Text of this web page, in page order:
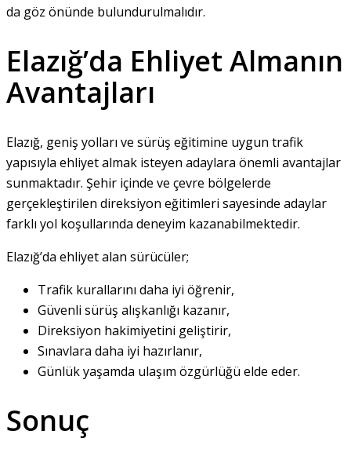
da göz önünde bulundurulmalıdır.
Elazığ’da Ehliyet Almanın
Avantajları
Elazığ, geniş yolları ve sürüş eğitimine uygun trafik
yapısıyla ehliyet almak isteyen adaylara önemli avantajlar
sunmaktadır. Şehir içinde ve çevre bölgelerde
gerçekleştirilen direksiyon eğitimleri sayesinde adaylar
farklı yol koşullarında deneyim kazanabilmektedir.
Elazığ’da ehliyet alan sürücüler;
Trafik kurallarını daha iyi öğrenir,
Güvenli sürüş alışkanlığı kazanır,
Direksiyon hakimiyetini geliştirir,
Sınavlara daha iyi hazırlanır,
Günlük yaşamda ulaşım özgürlüğü elde eder.
Sonuç